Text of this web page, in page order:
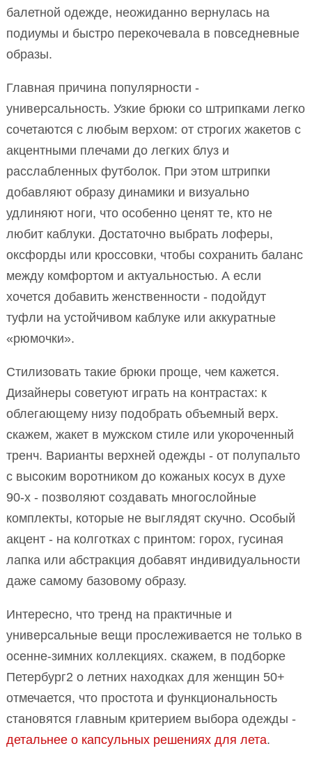
балетной одежде, неожиданно вернулась на
подиумы и быстро перекочевала в повседневные
образы.
Главная причина популярности -
универсальность. Узкие брюки со штрипками легко
сочетаются с любым верхом: от строгих жакетов с
акцентными плечами до легких блуз и
расслабленных футболок. При этом штрипки
добавляют образу динамики и визуально
удлиняют ноги, что особенно ценят те, кто не
любит каблуки. Достаточно выбрать лоферы,
оксфорды или кроссовки, чтобы сохранить баланс
между комфортом и актуальностью. А если
хочется добавить женственности - подойдут
туфли на устойчивом каблуке или аккуратные
«рюмочки».
Стилизовать такие брюки проще, чем кажется.
Дизайнеры советуют играть на контрастах: к
облегающему низу подобрать объемный верх.
скажем, жакет в мужском стиле или укороченный
тренч. Варианты верхней одежды - от полупальто
с высоким воротником до кожаных косух в духе
90-х - позволяют создавать многослойные
комплекты, которые не выглядят скучно. Особый
акцент - на колготках с принтом: горох, гусиная
лапка или абстракция добавят индивидуальности
даже самому базовому образу.
Интересно, что тренд на практичные и
универсальные вещи прослеживается не только в
осенне-зимних коллекциях. скажем, в подборке
Петербург2 о летних находках для женщин 50+
отмечается, что простота и функциональность
становятся главным критерием выбора одежды -
детальнее о капсульных решениях для лета.